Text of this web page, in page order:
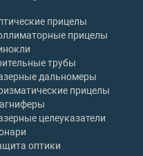
прицелы
прицелы
трубы
дальномеры
прицелы
целеуказатели
оптики